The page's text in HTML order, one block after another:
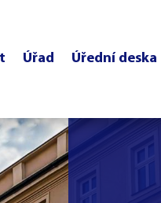
Úřad Úřední deska